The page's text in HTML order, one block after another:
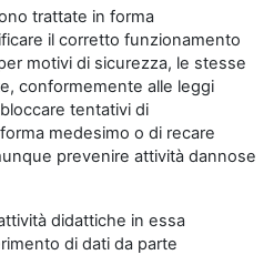
trattate in forma
il corretto funzionamento
motivi di sicurezza, le stesse
conformemente alle leggi
tentativi di
medesimo o di recare
prevenire attività dannose
didattiche in essa
di dati da parte